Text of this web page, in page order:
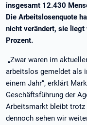
insgesamt 12.430
Die Arbeitslosenquote
nicht verändert, sie liegt
Prozent.
„Zwar waren im
arbeitslos gemeldet als
einem Jahr“, erklärt
Geschäftsführung der
Arbeitsmarkt bleibt
dennoch sehen wir